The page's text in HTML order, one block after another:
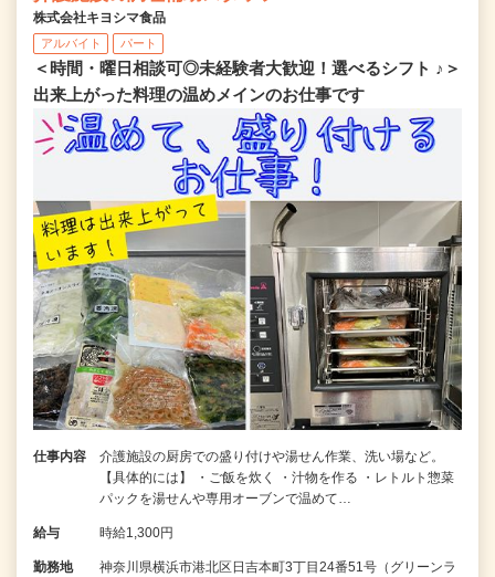
株式会社キヨシマ食品
アルバイト パート
＜時間・曜日相談可◎未経験者大歓迎！選べるシフト ♪＞
出来上がった料理の温めメインのお仕事です
仕事内容
介護施設の厨房での盛り付けや湯せん作業、洗い場など。
【具体的には】 ・ご飯を炊く ・汁物を作る ・レトルト惣菜
パックを湯せんや専用オーブンで温めて…
給与 時給1,300円
勤務地
神奈川県横浜市港北区日吉本町3丁目24番51号（グリーンラ